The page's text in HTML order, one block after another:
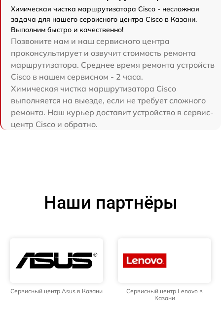
Химическая чистка маршрутизатора Cisco - несложная
задача для нашего сервисного центра Cisco в Казани.
Выполним быстро и качественно!
Позвоните нам и наш сервисного центра
проконсультирует и озвучит стоимость ремонта
маршрутизатора. Среднее время ремонта устройств
Cisco в нашем сервисном - 2 часа.
Химическая чистка маршрутизатора Cisco
выполняется на выезде, если не требует сложного
ремонта. Наш курьер доставит устройство в сервис-
центр Cisco и обратно.
Наши партнёры
Сервисный центр Asus в Казани
Сервисный центр Lenovo в
Казани